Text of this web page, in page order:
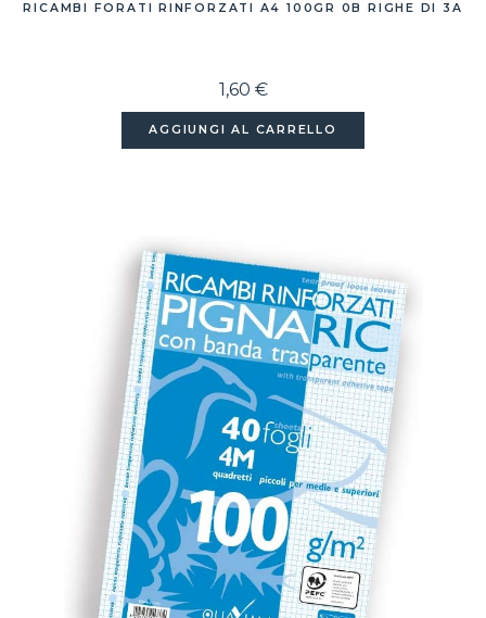
RICAMBI FORATI RINFORZATI A4 100GR 0B RIGHE DI 3A
1,60 €
AGGIUNGI AL CARRELLO